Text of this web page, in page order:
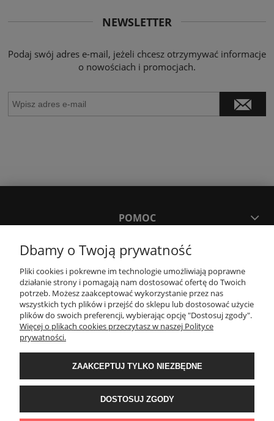
NEWSLETTER
Podaj swój adres e-mail, jeżeli chcesz otrzymywać informacje
o nowościach i promocjach.
POMOC
MOJE KONTO
PŁATNOŚCI I DOSTAWA
KONTAKT
Wyposażenie łazienek Łazienki.eco | Pawła 23, 41-708 Ruda Śląska | E-mail:
sklep@lazienki.eco | Tel.: 600 012 164 lub 600 012 159 | TGS Przemysław
Stoń | NIP: 6312213594 | REGON: 276403698
Dbamy o Twoją prywatność
Pliki cookies i pokrewne im technologie umożliwiają poprawne
działanie strony i pomagają nam dostosować ofertę do Twoich
potrzeb. Możesz zaakceptować wykorzystanie przez nas
wszystkich tych plików i przejść do sklepu lub dostosować użycie
plików do swoich preferencji, wybierając opcję "Dostosuj zgody".
Więcej o plikach cookies przeczytasz w naszej Polityce
prywatności.
ZAAKCEPTUJ TYLKO NIEZBĘDNE
DOSTOSUJ ZGODY